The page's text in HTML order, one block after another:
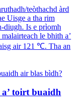
teòthachd àrd
Uisge a tha rim
diugh. Is e prìomh
le bhith a’
air 121 ℃. Tha an
toirt buaidh